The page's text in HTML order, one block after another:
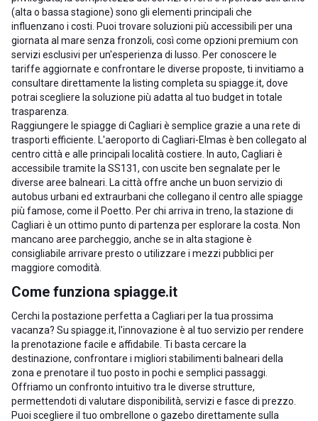
(alta o bassa stagione) sono gli elementi principali che
influenzano i costi. Puoi trovare soluzioni più accessibili per una
giornata al mare senza fronzoli, così come opzioni premium con
servizi esclusivi per un'esperienza di lusso. Per conoscere le
tariffe aggiornate e confrontare le diverse proposte, ti invitiamo a
consultare direttamente la listing completa su spiagge.it, dove
potrai scegliere la soluzione più adatta al tuo budget in totale
trasparenza.
Raggiungere le spiagge di Cagliari è semplice grazie a una rete di
trasporti efficiente. L'aeroporto di Cagliari-Elmas è ben collegato al
centro città e alle principali località costiere. In auto, Cagliari è
accessibile tramite la SS131, con uscite ben segnalate per le
diverse aree balneari. La città offre anche un buon servizio di
autobus urbani ed extraurbani che collegano il centro alle spiagge
più famose, come il Poetto. Per chi arriva in treno, la stazione di
Cagliari è un ottimo punto di partenza per esplorare la costa. Non
mancano aree parcheggio, anche se in alta stagione è
consigliabile arrivare presto o utilizzare i mezzi pubblici per
maggiore comodità.
Come funziona spiagge.it
Cerchi la postazione perfetta a Cagliari per la tua prossima
vacanza? Su spiagge.it, l'innovazione è al tuo servizio per rendere
la prenotazione facile e affidabile. Ti basta cercare la
destinazione, confrontare i migliori stabilimenti balneari della
zona e prenotare il tuo posto in pochi e semplici passaggi.
Offriamo un confronto intuitivo tra le diverse strutture,
permettendoti di valutare disponibilità, servizi e fasce di prezzo.
Puoi scegliere il tuo ombrellone o gazebo direttamente sulla